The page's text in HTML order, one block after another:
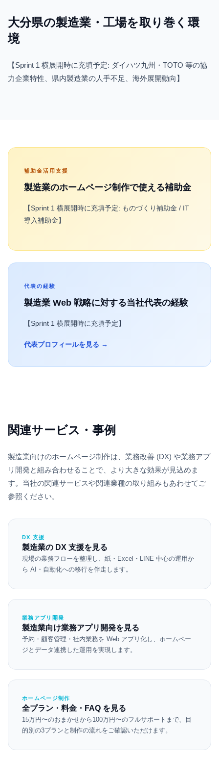
大分県の製造業・工場を取り巻く環
境
【Sprint 1 横展開時に充填予定: ダイハツ九州・TOTO 等の協
力企業特性、県内製造業の人手不足、海外展開動向】
補助金活用支援
製造業のホームページ制作で使える補助金
【Sprint 1 横展開時に充填予定: ものづくり補助金 / IT
導入補助金】
代表の経験
製造業 Web 戦略に対する当社代表の経験
【Sprint 1 横展開時に充填予定】
代表プロフィールを見る →
関連サービス・事例
製造業向けのホームページ制作は、業務改善 (DX) や業務アプ
リ開発と組み合わせることで、より大きな効果が見込めま
す。当社の関連サービスや関連業種の取り組みもあわせてご
参照ください。
DX 支援
製造業の DX 支援を見る
現場の業務フローを整理し、紙・Excel・LINE 中心の運用か
ら AI・自動化への移行を伴走します。
業務アプリ開発
製造業向け業務アプリ開発を見る
予約・顧客管理・社内業務を Web アプリ化し、ホームペー
ジとデータ連携した運用を実現します。
ホームページ制作
全プラン・料金・FAQ を見る
15万円〜のおまかせから100万円〜のフルサポートまで、目
的別の3プランと制作の流れをご確認いただけます。